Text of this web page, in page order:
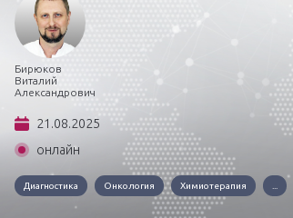
Бирюков
Виталий
Александрович
21.08.2025
онлайн
Диагностика Онкология Химиотерапия ...